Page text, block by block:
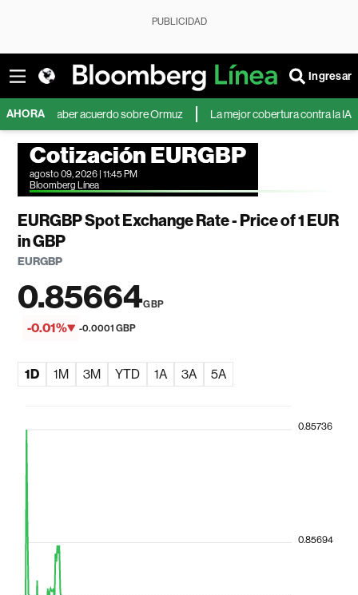
PUBLICIDAD
Ingresar
AHORA
haber acuerdo sobre Ormuz La mejor cobertura contra la IA:
Cotización EURGBP
agosto 09, 2026 | 11:45 PM
Bloomberg Línea
EURGBP Spot Exchange Rate - Price of 1 EUR
in GBP
EURGBP
0.85664GBP
-0.01% -0.0001 GBP
1D 1M 3M YTD 1A 3A 5A
0.85694
0.85736